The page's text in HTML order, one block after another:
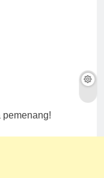
pemenang!